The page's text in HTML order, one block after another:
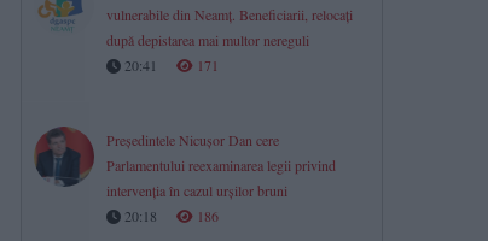
vulnerabile din Neamț. Beneficiarii, relocați
după depistarea mai multor nereguli
20:41
171
Președintele Nicușor Dan cere
Parlamentului reexaminarea legii privind
intervenția în cazul urșilor bruni
20:18
186